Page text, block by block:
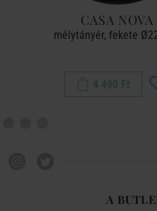
CASA NOVA
mélytányér, fekete
4 490 Ft
A